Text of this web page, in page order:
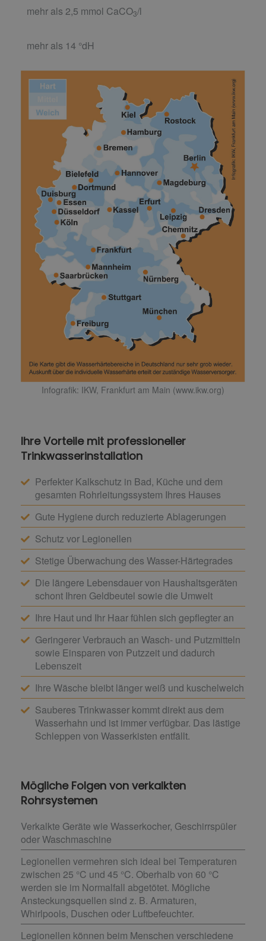
mehr als 2,5 mmol CaCO3/l
mehr als 14 °dH
Infografik: IKW, Frankfurt am Main (www.ikw.org)
Ihre Vorteile mit professioneller
Trinkwasserinstallation
Perfekter Kalkschutz in Bad, Küche und dem
gesamten Rohrleitungssystem Ihres Hauses
Gute Hygiene durch reduzierte Ablagerungen
Schutz vor Legionellen
Stetige Überwachung des Wasser-Härtegrades
Die längere Lebensdauer von Haushaltsgeräten
schont Ihren Geldbeutel sowie die Umwelt
Ihre Haut und Ihr Haar fühlen sich gepflegter an
Geringerer Verbrauch an Wasch- und Putzmitteln
sowie Einsparen von Putzzeit und dadurch
Lebenszeit
Ihre Wäsche bleibt länger weiß und kuschelweich
Sauberes Trinkwasser kommt direkt aus dem
Wasserhahn und ist immer verfügbar. Das lästige
Schleppen von Wasserkisten entfällt.
Mögliche Folgen von verkalkten
Rohrsystemen
Verkalkte Geräte wie Wasserkocher, Geschirrspüler
oder Waschmaschine
Legionellen vermehren sich ideal bei Temperaturen
zwischen 25 °C und 45 °C. Oberhalb von 60 °C
werden sie im Normalfall abgetötet. Mögliche
Ansteckungsquellen sind z. B. Armaturen,
Whirlpools, Duschen oder Luftbefeuchter.
Legionellen können beim Menschen verschiedene